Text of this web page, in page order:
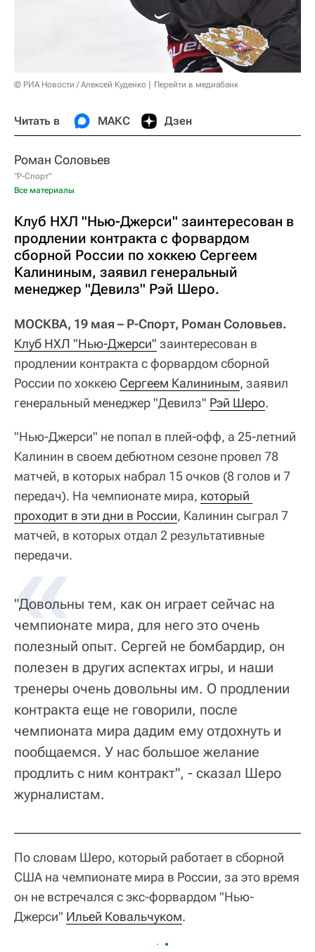
© РИА Новости / Алексей Куденко Перейти в медиабанк
Читать в МАКС Дзен
Роман Соловьев
"Р-Спорт"
Все материалы
Клуб НХЛ "Нью-Джерси" заинтересован в
продлении контракта с форвардом
сборной России по хоккею Сергеем
Калининым, заявил генеральный
менеджер "Девилз" Рэй Шеро.
МОСКВА, 19 мая – Р-Спорт, Роман Соловьев.
Клуб НХЛ "Нью-Джерси" заинтересован в
продлении контракта с форвардом сборной
России по хоккею Сергеем Калининым, заявил
генеральный менеджер "Девилз" Рэй Шеро.
"Нью-Джерси" не попал в плей-офф, а 25-летний
Калинин в своем дебютном сезоне провел 78
матчей, в которых набрал 15 очков (8 голов и 7
передач). На чемпионате мира, который
проходит в эти дни в России, Калинин сыграл 7
матчей, в которых отдал 2 результативные
передачи.
"Довольны тем, как он играет сейчас на
чемпионате мира, для него это очень
полезный опыт. Сергей не бомбардир, он
полезен в других аспектах игры, и наши
тренеры очень довольны им. О продлении
контракта еще не говорили, после
чемпионата мира дадим ему отдохнуть и
пообщаемся. У нас большое желание
продлить с ним контракт", - сказал Шеро
журналистам.
По словам Шеро, который работает в сборной
США на чемпионате мира в России, за это время
он не встречался с экс-форвардом "Нью-
Джерси" Ильей Ковальчуком.